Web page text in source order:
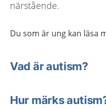
närstående.
Du som är ung kan läsa
Vad är autism?
Hur märks